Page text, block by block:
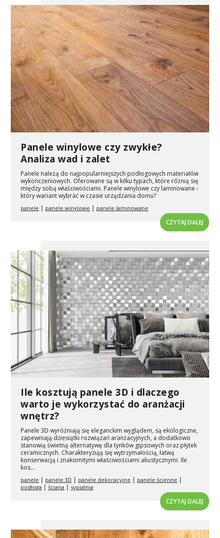
Panele winylowe czy zwykłe?
Analiza wad i zalet
Panele należą do najpopularniejszych podłogowych materiałów
wykończeniowych. Oferowane są w kilku typach, które różnią się
między sobą właściwościami. Panele winylowe czy laminowane -
który wariant wybrać w czasie urządzania domu?
panele | panele winylowe | panele laminowane
CZYTAJ DALEJ
Ile kosztują panele 3D i dlaczego
warto je wykorzystać do aranżacji
wnętrz?
Panele 3D wyróżniają się eleganckim wyglądem, są ekologiczne,
zapewniają dziesiątki rozwiązań aranżacyjnych, a dodatkowo
stanowią świetną alternatywę dla tynków gipsowych oraz płytek
ceramicznych. Charakteryzują się wytrzymałością, łatwą
konserwacją i znakomitymi właściwościami akustycznymi. Ile
kos...
panele | panele 3D | panele dekoracyjne | panele ścienne |
podłoga |ściana | sypialnia
CZYTAJ DALEJ